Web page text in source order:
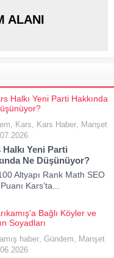
ALANI
, Kars, Kars Haber, Manşet
Halkı Yeni Parti
Ne Düşünüyor?
Altyapı Rank Math SEO
Kars’ta...
haber, Gündem, Manşet